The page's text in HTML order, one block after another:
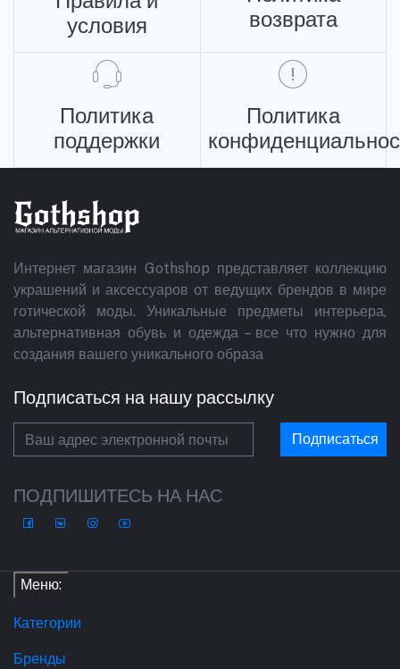
условия
возврата
Политика
поддержки
Политика
Интернет магазин Gothshop представляет коллекцию
украшений и аксессуаров от ведущих брендов в мире
готической моды. Уникальные предметы интерьера,
альтернативная обувь и одежда – все что нужно для
создания вашего уникального образа
Подписаться на нашу рассылку
Подписаться
ПОДПИШИТЕСЬ НА НАС
Меню:
Категории
Бренды